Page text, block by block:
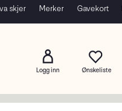
skjer Merker Gavekort
Logg inn